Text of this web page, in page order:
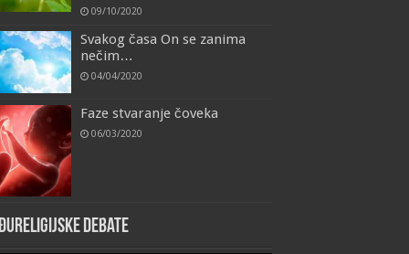
09/10/2020
Svakog časa On se zanima
nečim…
04/04/2020
Faze stvaranje čoveka
06/03/2020
debate